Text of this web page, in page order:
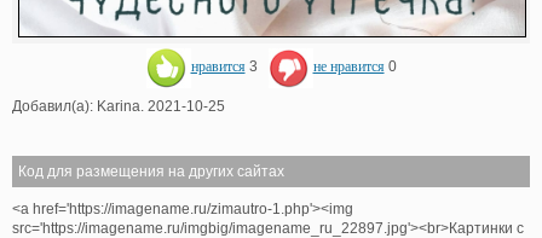
нравится 3 не нравится 0
Добавил(а): Karina. 2021-10-25
Код для размещения на других сайтах
<a href='https://imagename.ru/zimautro-1.php'><img
src='https://imagename.ru/imgbig/imagename_ru_22897.jpg'><br>Картинки с